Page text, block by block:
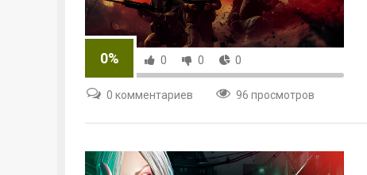
0% 0 0 0
0 комментариев 96 просмотров